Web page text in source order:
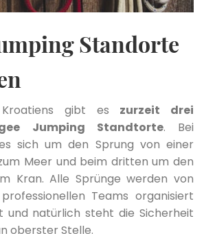
Standorte
gibt es zurzeit drei
Jumping Standtorte. Bei
sich um den Sprung von einer
Meer und beim dritten um den
Kran. Alle Sprünge werden von
Teams organisiert
und natürlich steht die Sicherheit
oberster Stelle.